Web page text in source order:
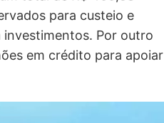
para custeio e
investimentos. Por outro
em crédito para apoiar